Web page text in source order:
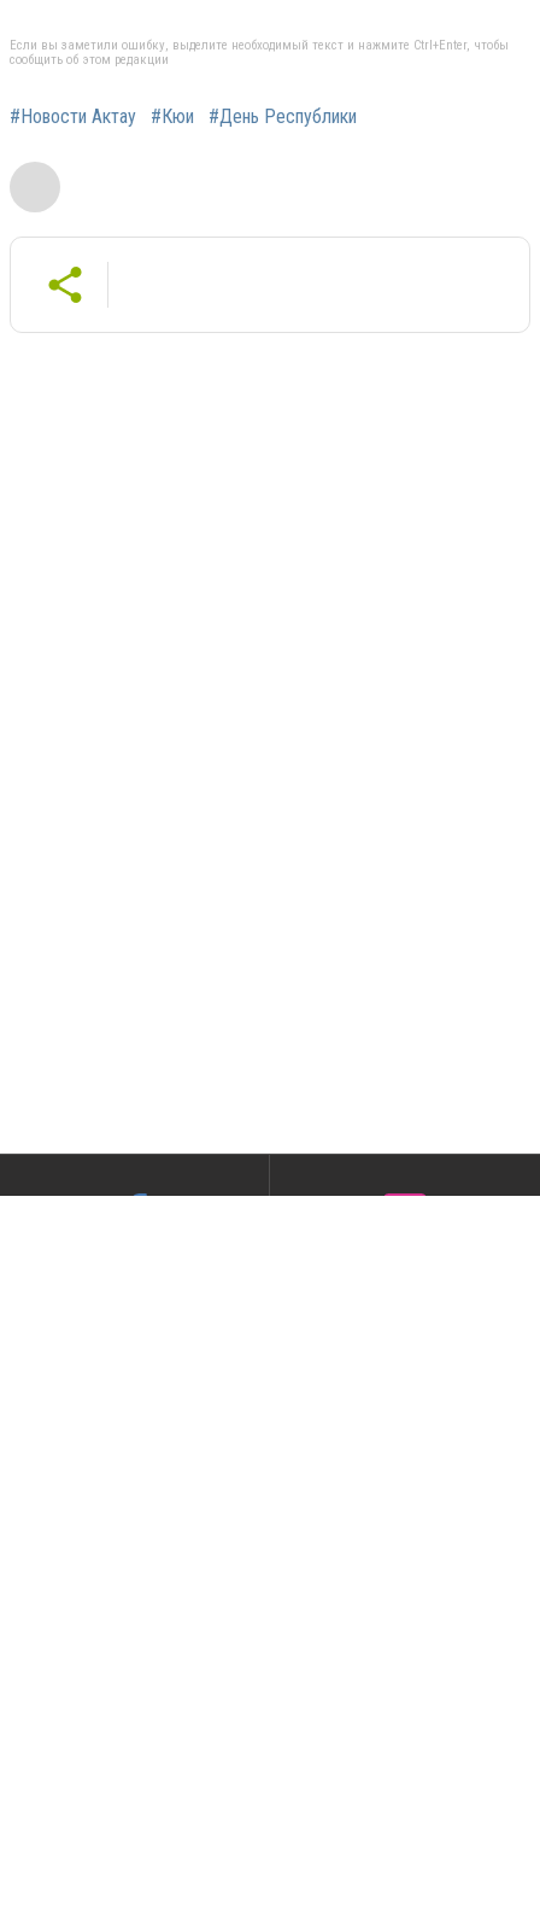
Если вы заметили ошибку, выделите необходимый текст и нажмите Ctrl+Enter, чтобы
сообщить об этом редакции
#Новости Актау #Кюи #День Республики